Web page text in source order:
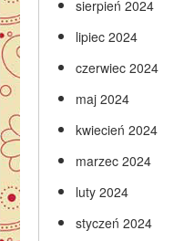
sierpień 2024
lipiec 2024
czerwiec 2024
maj 2024
kwiecień 2024
marzec 2024
luty 2024
styczeń 2024